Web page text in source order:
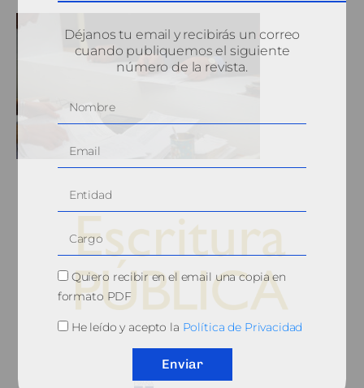
© 2010, Consejo General del Notariado
Déjanos tu email y recibirás un correo
cuando publiquemos el siguiente
número de la revista.
Quiero recibir en el email una copia en
formato PDF
He leído y acepto la Política de Privacidad
Enviar